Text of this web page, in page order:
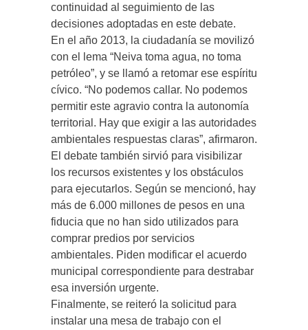
continuidad al seguimiento de las
decisiones adoptadas en este debate.
En el año 2013, la ciudadanía se movilizó
con el lema “Neiva toma agua, no toma
petróleo”, y se llamó a retomar ese espíritu
cívico. “No podemos callar. No podemos
permitir este agravio contra la autonomía
territorial. Hay que exigir a las autoridades
ambientales respuestas claras”, afirmaron.
El debate también sirvió para visibilizar
los recursos existentes y los obstáculos
para ejecutarlos. Según se mencionó, hay
más de 6.000 millones de pesos en una
fiducia que no han sido utilizados para
comprar predios por servicios
ambientales. Piden modificar el acuerdo
municipal correspondiente para destrabar
esa inversión urgente.
Finalmente, se reiteró la solicitud para
instalar una mesa de trabajo con el